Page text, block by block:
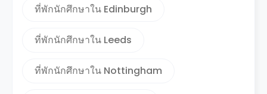
ที่พักนักศึกษาใน Edinburgh
ที่พักนักศึกษาใน Leeds
ที่พักนักศึกษาใน Nottingham